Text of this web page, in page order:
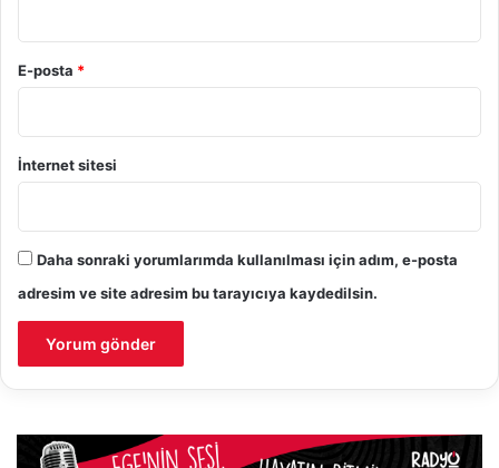
E-posta *
İnternet sitesi
Daha sonraki yorumlarımda kullanılması için adım, e-posta
adresim ve site adresim bu tarayıcıya kaydedilsin.